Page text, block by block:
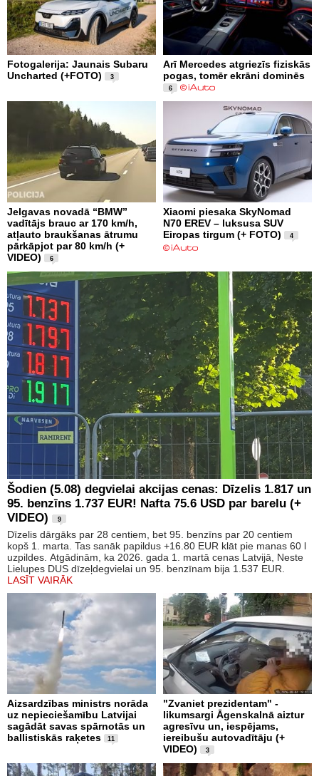
Fotogalerija: Jaunais Subaru
Uncharted (+FOTO)
3
Arī Mercedes atgriezīs fiziskās
pogas, tomēr ekrāni dominēs
6
Jelgavas novadā “BMW”
vadītājs brauc ar 170 km/h,
atļauto braukšanas ātrumu
pārkāpjot par 80 km/h (+
VIDEO)
6
Xiaomi piesaka SkyNomad
N70 EREV – luksusa SUV
Eiropas tirgum (+ FOTO)
4
Šodien (5.08) degvielai akcijas cenas: Dīzelis 1.817 un
95. benzīns 1.737 EUR! Nafta 75.6 USD par barelu (+
VIDEO)
9
Dīzelis dārgāks par 28 centiem, bet 95. benzīns par 20 centiem
kopš 1. marta. Tas sanāk papildus +16.80 EUR klāt pie manas 60 l
uzpildes. Atgādinām, ka 2026. gada 1. martā cenas Latvijā, Neste
Lielupes DUS dīzeļdegvielai un 95. benzīnam bija 1.537 EUR.
LASĪT VAIRĀK
Aizsardzības ministrs norāda
uz nepieciešamību Latvijai
sagādāt savas spārnotās un
ballistiskās raķetes
11
"Zvaniet prezidentam" -
likumsargi Āgenskalnā aiztur
agresīvu un, iespējams,
iereibušu autovadītāju (+
VIDEO)
3